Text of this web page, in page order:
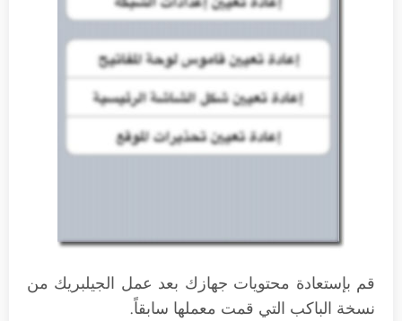
قم بإستعادة محتويات جهازك بعد عمل الجيلبريك من
نسخة الباكب التي قمت معملها سابقاً.